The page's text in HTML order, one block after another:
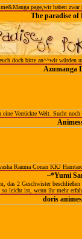
page,wir haben
The paradise of
doch bitte an^^wir würden
Azumanga
eine Verrückte Welt. Sucht
Ranma Conan KKJ
~*Yumi
das 2 Geschwister
so leicht ist, wenn ihr mehr
doris